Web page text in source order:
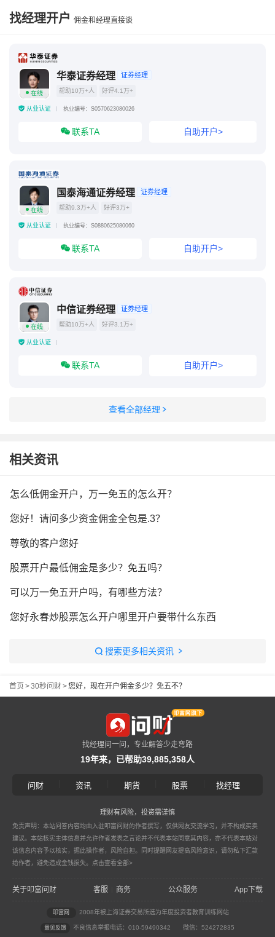
找经理开户 佣金和经理直接谈
在线
华泰证券经理 证券经理
帮助10万+人 好评4.1万+
从业认证 执业编号：S0570623080026
联系TA 自助开户>
在线
国泰海通证券经理 证券经理
帮助9.3万+人 好评3万+
从业认证 执业编号：S0880625080060
联系TA 自助开户>
在线
中信证券经理 证券经理
帮助10万+人 好评3.1万+
从业认证
联系TA 自助开户>
查看全部经理
相关资讯
怎么低佣金开户，万一免五的怎么开？
您好！请问多少资金佣金全包是.3？
尊敬的客户您好
股票开户最低佣金是多少？免五吗？
可以万一免五开户吗，有哪些方法？
您好永春炒股票怎么开户哪里开户要带什么东西
搜索更多相关资讯
首页 >30秒问财>您好，现在开户佣金多少？免五不？
找经理问一问，专业解答少走弯路
19年来，已帮助39,885,358人
问财 资讯 期货 股票 找经理
理财有风险，投资需谨慎
免责声明：本站问答内容均由入驻叩富问财的作者撰写，仅供网友交流学习，并不构成买卖
建议。本站核实主体信息并允许作者发表之言论并不代表本站同意其内容，亦不代表本站对
该信息内容予以核实，据此操作者，风险自担。同时提醒网友提高风险意识，请勿私下汇款
给作者，避免造成金钱损失。 点击查看全部>
关于叩富问财 客服 商务 公众服务 App下载
叩富网 2008年被上海证券交易所选为年度投资者教育训练网站
意见反馈 不良信息举报电话：010-59490342 微信：524272835